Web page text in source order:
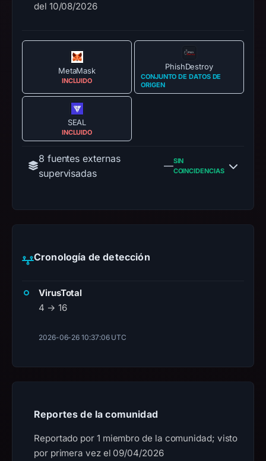
del 10/08/2026
MetaMask
INCLUIDO
PhishDestroy
CONJUNTO DE DATOS DE
ORIGEN
SEAL
INCLUIDO
8 fuentes externas
supervisadas
—SIN
COINCIDENCIAS
Cronología de detección
VirusTotal
4 → 16
2026-06-26 10:37:06 UTC
Reportes de la comunidad
Reportado por 1 miembro de la comunidad; visto
por primera vez el 09/04/2026